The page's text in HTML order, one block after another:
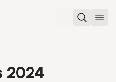
Buscar
2024